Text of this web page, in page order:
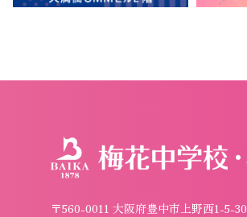
〒560-0011 大阪府豊中市上野西1-5-30